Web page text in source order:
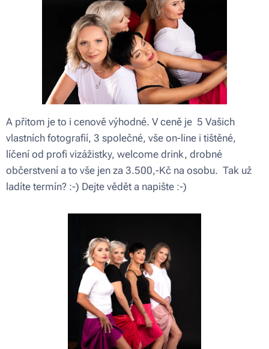
A přitom je to i cenově výhodné. V ceně je 5 Vašich
vlastních fotografií, 3 společné, vše on-line i tištěné,
líčení od profi vizážistky, welcome drink, drobné
občerstvení a to vše jen za 3.500,-Kč na osobu. Tak už
ladíte termín? :-) Dejte vědět a napište :-)